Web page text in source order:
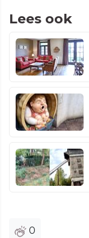
Lees ook
0